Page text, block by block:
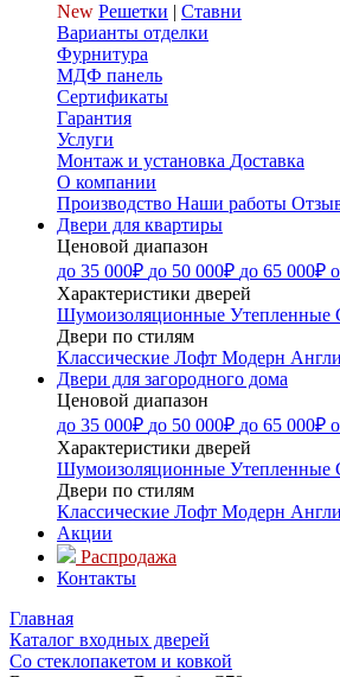
New Решетки | Ставни
Варианты отделки
Фурнитура
МДФ панель
Сертификаты
Гарантия
Услуги
Монтаж и установка Доставка
О компании
Производство Наши работы
Двери для квартиры
Ценовой диапазон
до 35 000₽ до 50 000₽ до 65 000₽
Характеристики дверей
Шумоизоляционные Утепленные
Двери по стилям
Классические Лофт Модерн
Двери для загородного дома
Ценовой диапазон
до 35 000₽ до 50 000₽ до 65 000₽
Характеристики дверей
Шумоизоляционные Утепленные
Двери по стилям
Классические Лофт Модерн
Акции
Распродажа
Контакты
Главная
Каталог входных дверей
Со стеклопакетом и ковкой